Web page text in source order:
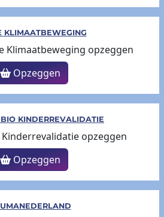
KLIMAATBEWEGING
Opzeggen
BIO KINDERREVALIDATIE
Opzeggen